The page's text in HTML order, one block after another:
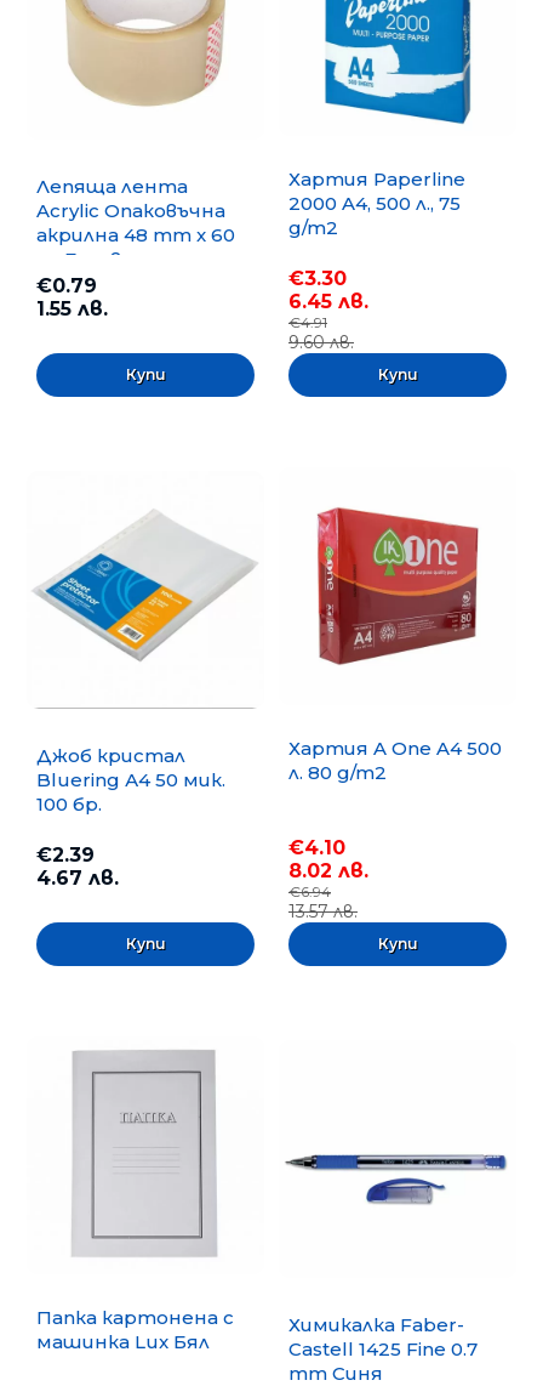
Лепяща лента
Acrylic Опаковъчна
акрилна 48 mm x 60
m, Безцветна
€0.79
1.55 лв.
Хартия Paperline
2000 A4, 500 л., 75
g/m2
€3.30
6.45 лв.
€4.91
9.60 лв.
Джоб кристал
Bluering А4 50 мик.
100 бр.
€2.39
4.67 лв.
Хартия A One A4 500
л. 80 g/m2
€4.10
8.02 лв.
€6.94
13.57 лв.
Папка картонена с
машинка Lux Бял
Химикалка Faber-
Castell 1425 Fine 0.7
mm Синя